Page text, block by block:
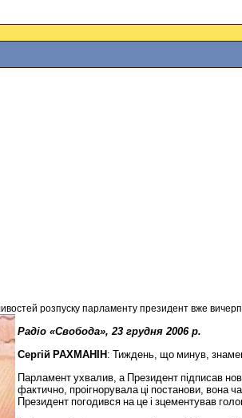
розпуску парламенту президент вже
Радіо «Свобода», 23 грудня 2006 р.
Сергій РАХМАНІН : Тиждень, що минув,
Парламент ухвалив, а Президент підписав
фактично, проігнорувала ці постанови, вона
Президент погодився на це і зцементував